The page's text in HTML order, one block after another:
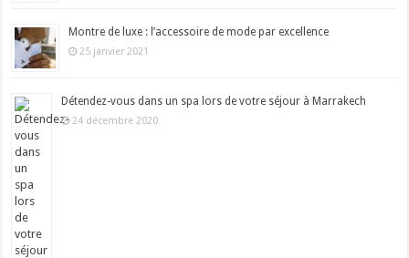
Montre de luxe : l’accessoire de mode par excellence
25 janvier 2021
Détendez-vous dans un spa lors de votre séjour à Marrakech
24 décembre 2020